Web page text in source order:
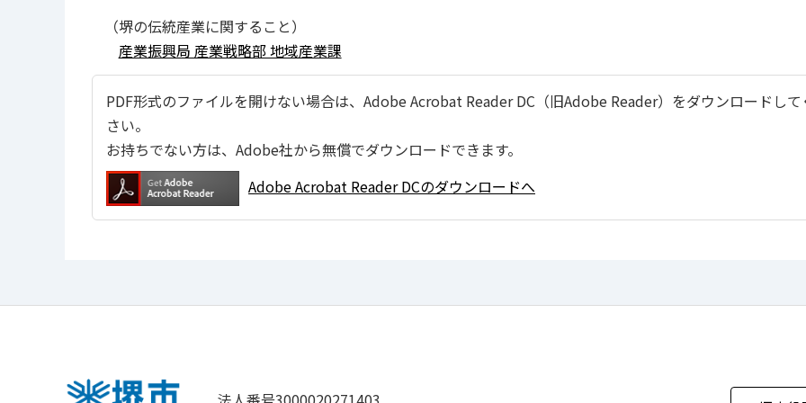
（堺の伝統産業に関すること）
産業振興局 産業戦略部 地域産業課
PDF形式のファイルを開けない場合は、Adobe Acrobat Reader DC（旧Adobe Reader）をダウンロードして
さい。
お持ちでない方は、Adobe社から無償でダウンロードできます。
Adobe Acrobat Reader DCのダウンロードへ